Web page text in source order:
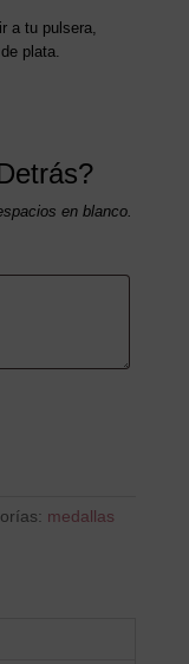
a tu pulsera,
plata.
en blanco.
medallas